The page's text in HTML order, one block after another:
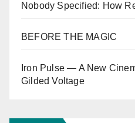
Nobody Specified: How
BEFORE THE MAGIC
Iron Pulse — A New
Gilded Voltage